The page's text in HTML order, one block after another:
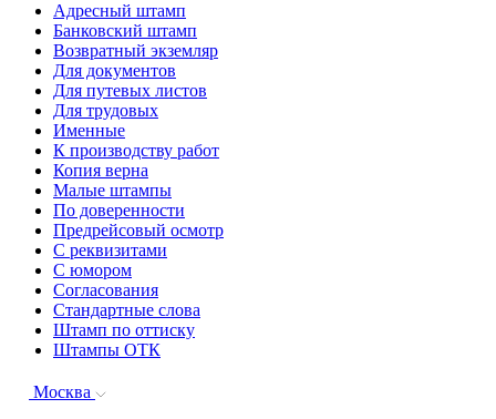
Адресный штамп
Банковский штамп
Возвратный экземляр
Для документов
Для путевых листов
Для трудовых
Именные
К производству работ
Копия верна
Малые штампы
По доверенности
Предрейсовый осмотр
С реквизитами
С юмором
Согласования
Стандартные слова
Штамп по оттиску
Штампы ОТК
Москва